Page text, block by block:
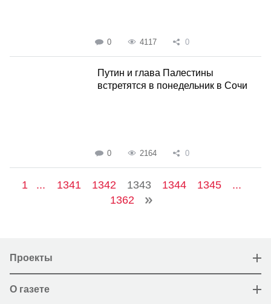
0 4117 0
Путин и глава Палестины
встретятся в понедельник в Сочи
0 2164 0
1 ... 1341 1342 1343 1344 1345
...
1362
Проекты
О газете